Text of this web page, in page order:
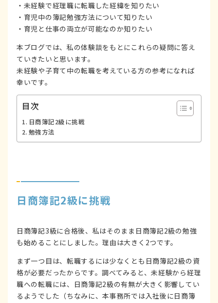
・未経験で経理職に転職した経緯を知りたい
・育児中の簿記勉強方法について知りたい
・育児と仕事の両立が可能なのか知りたい
本ブログでは、私の体験談をもとにこれらの疑問に答え
ていきたいと思います。
未経験や子育て中の転職を考えている方の参考になれば
幸いです。
目次
日商簿記2級に挑戦
勉強方法
日商簿記2級に挑戦
日商簿記3級に合格後、私はそのまま日商簿記2級の勉強
も始めることにしました。理由は大きく2つです。
まず一つ目は、転職するには少なくとも日商簿記2級の資
格が必要だったからです。調べてみると、未経験から経理
職への転職には、日商簿記2級の有無が大きく影響してい
るようでした（ちなみに、本事務所では入社後に日商簿